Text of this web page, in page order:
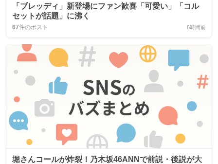
「ブレッディ」新登場にファン歓喜「可愛い」「コル
セットが話題」に沸く
67件のポスト 6時間前
堀さんコールが炸裂！乃木坂46ANNで前説・後説が大